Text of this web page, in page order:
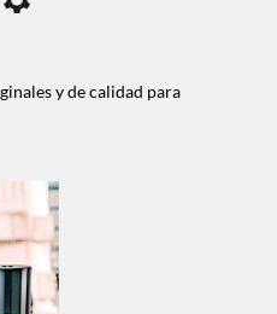
y de calidad para